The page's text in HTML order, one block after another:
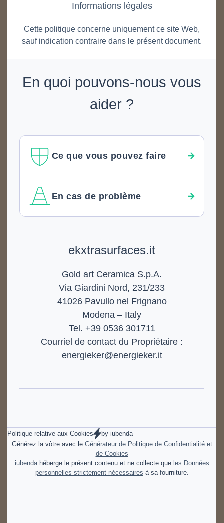
Informations légales
Cette politique concerne uniquement ce site Web,
sauf indication contraire dans le présent document.
En quoi pouvons-nous vous
aider ?
Ce que vous pouvez faire
En cas de problème
ekxtrasurfaces.it
Gold art Ceramica S.p.A.
Via Giardini Nord, 231/233
41026 Pavullo nel Frignano
Modena – Italy
Tel. +39 0536 301711
Courriel de contact du Propriétaire :
energieker@energieker.it
Politique relative aux Cookies by iubenda
Générez la vôtre avec le Générateur de Politique de Confidentialité et
de Cookies
iubendahéberge le présent contenu et ne collecte que les Données
personnelles strictement nécessaires à sa fourniture.